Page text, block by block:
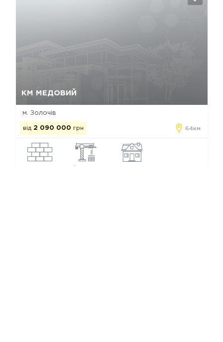
КМ МЕДОВИЙ
м. Золочів
від 2 090 000 грн 64км
будується